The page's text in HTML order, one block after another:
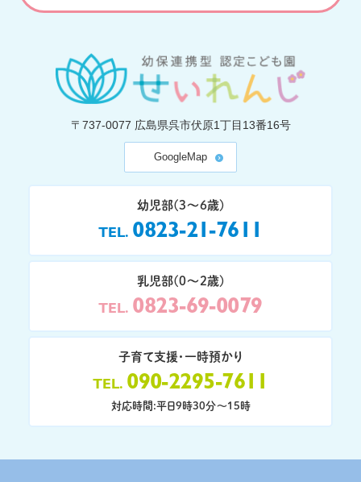
〒737-0077 広島県呉市伏原1丁目13番16号
GoogleMap
幼児部(3〜6歳)
TEL 0823-21-7611
乳児部(0〜2歳)
TEL 0823-69-0079
子育て支援・一時預かり
TEL 090-2295-7611
対応時間:平日9時30分〜15時